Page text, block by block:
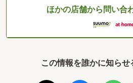
ほかの店舗から問い合
この情報を誰かに知ら